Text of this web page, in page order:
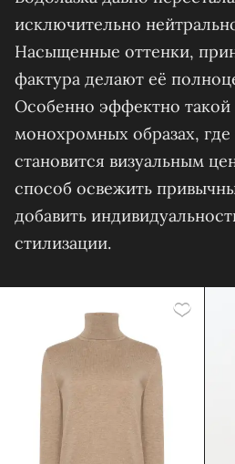
исключительно
Насыщенные оттенки,
фактура делают её
Особенно эффектно такой
монохромных образах, где
становится визуальным
способ освежить
добавить
стилизации.